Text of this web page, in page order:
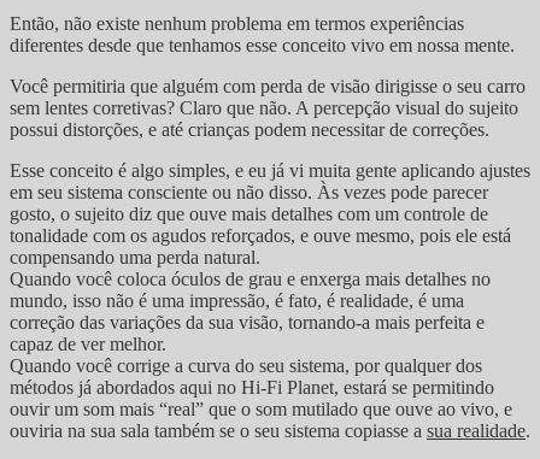
Então, não existe nenhum problema em termos experiências
diferentes desde que tenhamos esse conceito vivo em nossa mente.
Você permitiria que alguém com perda de visão dirigisse o seu carro
sem lentes corretivas? Claro que não. A percepção visual do sujeito
possui distorções, e até crianças podem necessitar de correções.
Esse conceito é algo simples, e eu já vi muita gente aplicando ajustes
em seu sistema consciente ou não disso. Às vezes pode parecer
gosto, o sujeito diz que ouve mais detalhes com um controle de
tonalidade com os agudos reforçados, e ouve mesmo, pois ele está
compensando uma perda natural.
Quando você coloca óculos de grau e enxerga mais detalhes no
mundo, isso não é uma impressão, é fato, é realidade, é uma
correção das variações da sua visão, tornando-a mais perfeita e
capaz de ver melhor.
Quando você corrige a curva do seu sistema, por qualquer dos
métodos já abordados aqui no Hi-Fi Planet, estará se permitindo
ouvir um som mais “real” que o som mutilado que ouve ao vivo, e
ouviria na sua sala também se o seu sistema copiasse a sua realidade.